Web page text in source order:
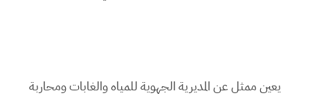
يعين ممثل عن المديرية الجهوية للمياه والغابات ومحاربة